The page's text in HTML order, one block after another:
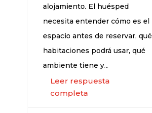
alojamiento. El huésped
necesita entender cómo es el
espacio antes de reservar, qué
habitaciones podrá usar, qué
ambiente tiene y...
Leer respuesta
completa